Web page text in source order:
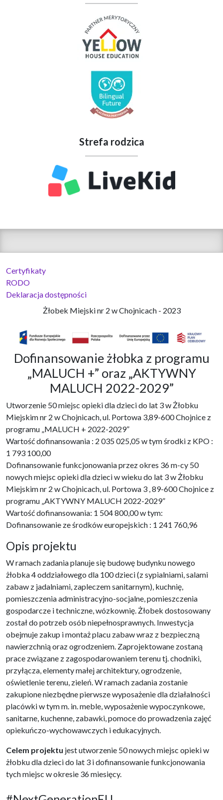
Strefa rodzica
Certyfikaty
RODO
Deklaracja dostępności
Żłobek Miejski nr 2 w Chojnicach - 2023
Dofinansowanie żłobka z programu
„MALUCH +” oraz „AKTYWNY
MALUCH 2022-2029”
Utworzenie 50 miejsc opieki dla dzieci do lat 3 w Żłobku
Miejskim nr 2 w Chojnicach, ul. Portowa 3,89-600 Chojnice z
programu „MALUCH + 2022-2029”
Wartość dofinansowania : 2 035 025,05 w tym środki z KPO :
1 793 100,00
Dofinansowanie funkcjonowania przez okres 36 m-cy 50
nowych miejsc opieki dla dzieci w wieku do lat 3 w Żłobku
Miejskim nr 2 w Chojnicach, ul. Portowa 3 , 89-600 Chojnice z
programu „AKTYWNY MALUCH 2022-2029”
Wartość dofinansowania: 1 504 800,00 w tym:
Dofinansowanie ze środków europejskich : 1 241 760,96
Opis projektu
W ramach zadania planuje się budowę budynku nowego
żłobka 4 oddziałowego dla 100 dzieci (z sypialniami, salami
zabaw z jadalniami, zapleczem sanitarnym), kuchnię,
pomieszczenia administracyjno-socjalne, pomieszczenia
gospodarcze i techniczne, wózkownię. Żłobek dostosowany
został do potrzeb osób niepełnosprawnych. Inwestycja
obejmuje zakup i montaż placu zabaw wraz z bezpieczną
nawierzchnią oraz ogrodzeniem. Zaprojektowane zostaną
prace związane z zagospodarowaniem terenu tj. chodniki,
przyłącza, elementy małej architektury, ogrodzenie,
oświetlenie terenu, zieleń. W ramach zadania zostanie
zakupione niezbędne pierwsze wyposażenie dla działalności
placówki w tym m. in. meble, wyposażenie wypoczynkowe,
sanitarne, kuchenne, zabawki, pomoce do prowadzenia zajęć
opiekuńczo-wychowawczych i edukacyjnych.
Celem projektu jest utworzenie 50 nowych miejsc opieki w
żłobku dla dzieci do lat 3 i dofinansowanie funkcjonowania
tych miejsc w okresie 36 miesięcy.